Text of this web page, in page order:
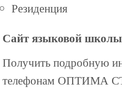
Резиденция
Сайт языковой
Получить подробную
телефонам ОПТИМА